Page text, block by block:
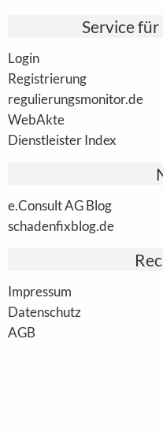
Service
Login
Registrierung
regulierungsmonitor.de
WebAkte
Dienstleister Index
e.Consult AG Blog
schadenfixblog.de
Impressum
Datenschutz
AGB